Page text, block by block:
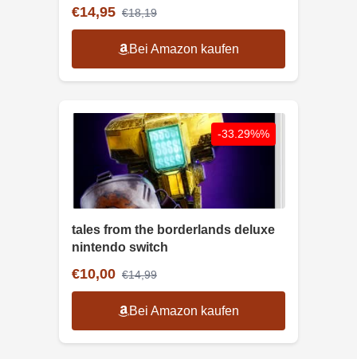
€14,95 €18,19
Bei Amazon kaufen
-33.29%%
tales from the borderlands deluxe
nintendo switch
€10,00 €14,99
Bei Amazon kaufen